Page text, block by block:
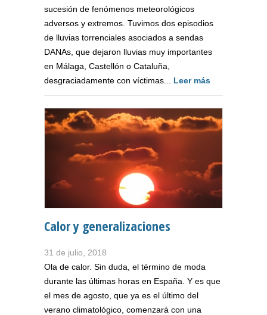
sucesión de fenómenos meteorológicos
adversos y extremos. Tuvimos dos episodios
de lluvias torrenciales asociados a sendas
DANAs, que dejaron lluvias muy importantes
en Málaga, Castellón o Cataluña,
desgraciadamente con víctimas... Leer más
Calor y generalizaciones
31 de julio, 2018
Ola de calor. Sin duda, el término de moda
durante las últimas horas en España. Y es que
el mes de agosto, que ya es el último del
verano climatológico, comenzará con una